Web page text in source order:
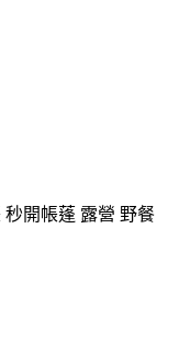
開帳蓬 露營 野餐